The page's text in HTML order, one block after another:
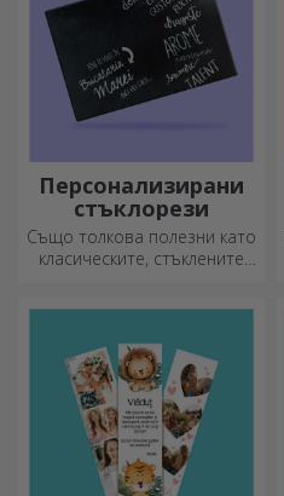
Персонализирани
стъклорези
Също толкова полезни като
класическите, стъклените
индивидуален стил на
вашата кухня.